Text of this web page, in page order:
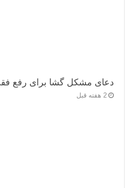
دعای مشکل گشا برای رفع
2 هفته قبل